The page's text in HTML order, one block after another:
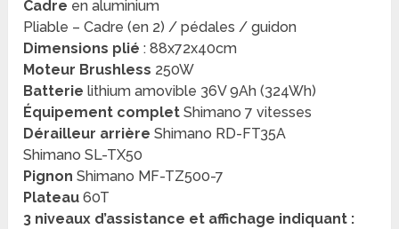
Cadre en aluminium
Pliable – Cadre (en 2) / pédales / guidon
Dimensions plié : 88x72x40cm
Moteur Brushless 250W
Batterie lithium amovible 36V 9Ah (324Wh)
Équipement complet Shimano 7 vitesses
Dérailleur arrière Shimano RD-FT35A
Shimano SL-TX50
Pignon Shimano MF-TZ500-7
Plateau 60T
3 niveaux d’assistance et affichage indiquant :